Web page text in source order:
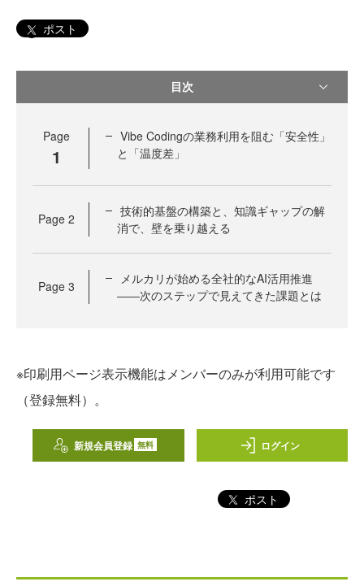
ポスト
目次
Page
1
Vibe Codingの業務利用を阻む「安全性」
と「温度差」
Page 2
技術的基盤の構築と、知識ギャップの解
消で、壁を乗り越える
Page 3
メルカリが始める全社的なAI活用推進
――次のステップで見えてきた課題とは
※印刷用ページ表示機能はメンバーのみが利用可能です
（登録無料）。
新規会員登録 無料 ログイン
ポスト